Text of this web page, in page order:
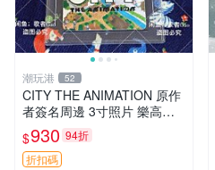
潮玩港 52
CITY THE ANIMATION 原作
者簽名周邊 3寸照片 樂高卡
磚 自製限量版 nichijou city th
e animation 簽名照 卡
$930 94折
折扣碼